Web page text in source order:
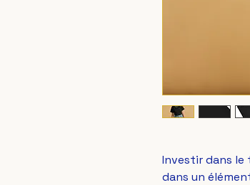
Investir dans
dans un